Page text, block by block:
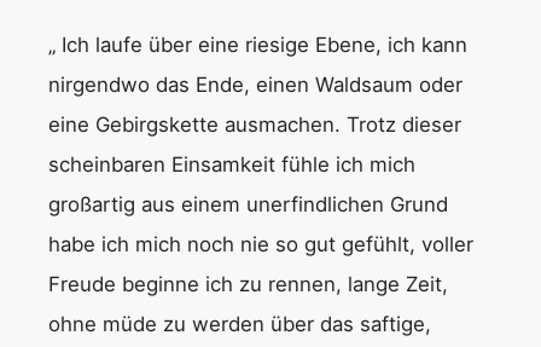
„ Ich laufe über eine riesige Ebene, ich kann
nirgendwo das Ende, einen Waldsaum oder
eine Gebirgskette ausmachen. Trotz dieser
scheinbaren Einsamkeit fühle ich mich
großartig aus einem unerfindlichen Grund
habe ich mich noch nie so gut gefühlt, voller
Freude beginne ich zu rennen, lange Zeit,
ohne müde zu werden über das saftige,